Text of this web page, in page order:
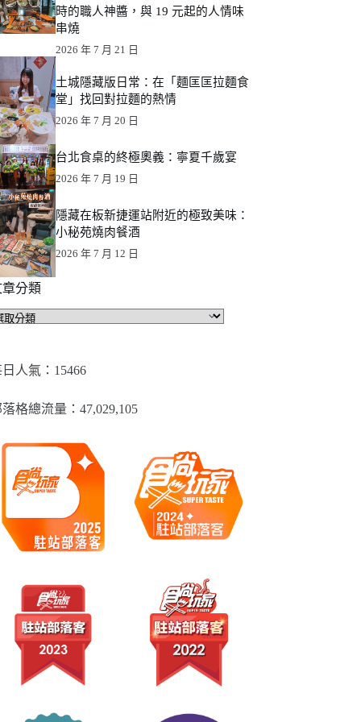
時的職人神醬，與 19 元起的人情味
串燒
2026 年 7 月 21 日
土城隱藏版日常：在「麵匡匡拉麵食
堂」找回對拉麵的熱情
2026 年 7 月 20 日
台北食桌的終極奧義：寧夏千歲宴
2026 年 7 月 19 日
隱藏在板新捷運站附近的極致美味：
小秘苑燒肉餐酒
2026 年 7 月 12 日
分類
人氣：15466
格總流量：​47,029,105